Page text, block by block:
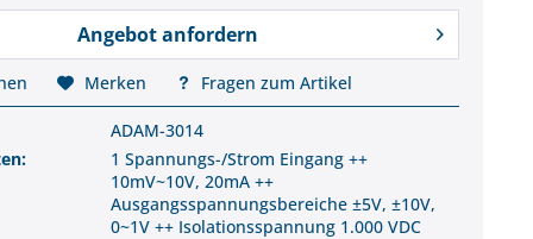
Angebot anfordern
Merken Fragen zum Artikel
ADAM-3014
1 Spannungs-/Strom Eingang ++
10mV~10V, 20mA ++
Ausgangsspannungsbereiche ±5V, ±10V,
0~1V ++ Isolationsspannung 1.000 VDC